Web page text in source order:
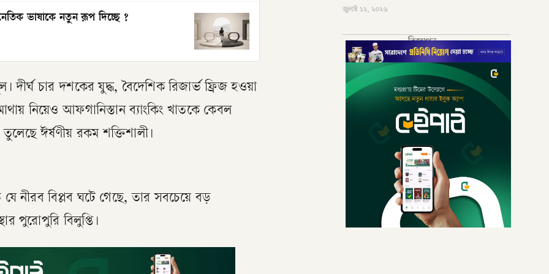
ভাষাকে নতুন রূপ দিচ্ছে ?
দীর্ঘ চার দশকের যুদ্ধ, বৈদেশিক রিজার্ভ ফ্রিজ হওয়া
নিয়েও আফগানিস্তান ব্যাংকিং খাতকে কেবল
ঈর্ষণীয় রকম শক্তিশালী।
নীরব বিপ্লব ঘটে গেছে, তার সবচেয়ে বড়
পুরোপুরি বিলুপ্তি।
জুলাই ১২, ২০২৬
বিজ্ঞাপন